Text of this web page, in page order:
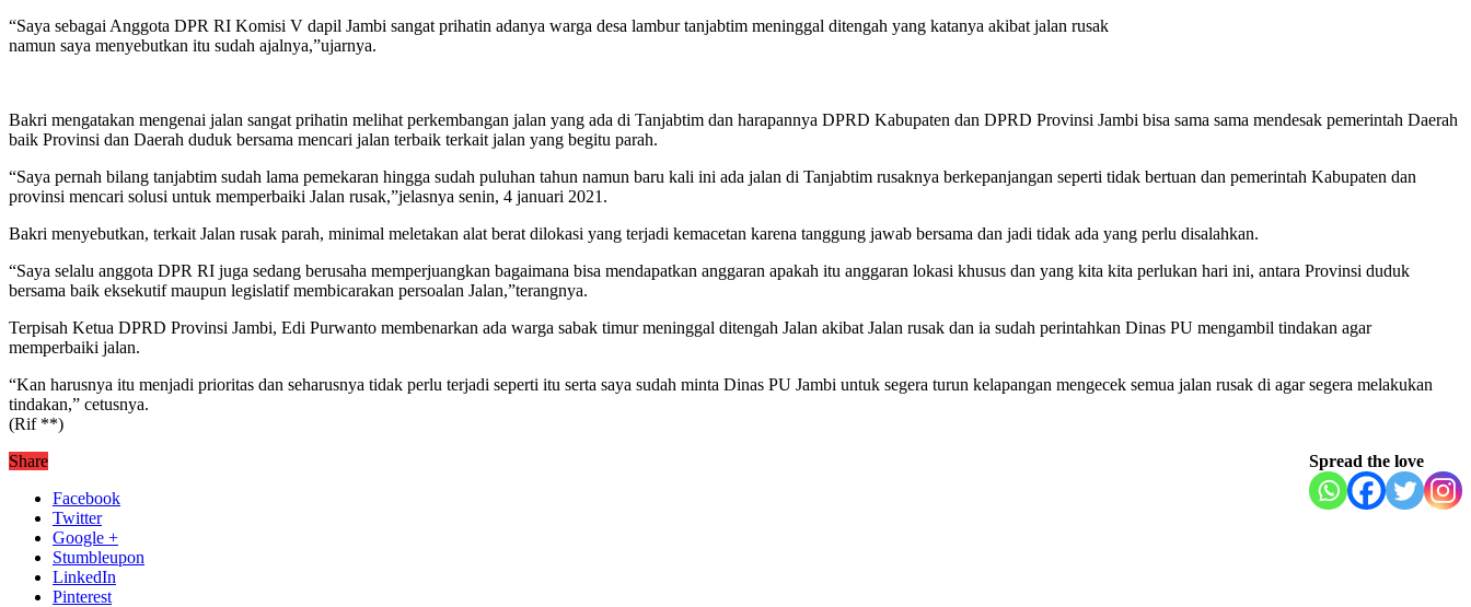
“Saya sebagai Anggota DPR RI Komisi V dapil Jambi sangat prihatin adanya warga desa lambur tanjabtim meninggal ditengah yang katanya akibat jalan rusak
namun saya menyebutkan itu sudah ajalnya,”ujarnya.
Bakri mengatakan mengenai jalan sangat prihatin melihat perkembangan jalan yang ada di Tanjabtim dan harapannya DPRD Kabupaten dan DPRD Provinsi Jambi bisa sama sama mendesak pemerintah Daerah
baik Provinsi dan Daerah duduk bersama mencari jalan terbaik terkait jalan yang begitu parah.
“Saya pernah bilang tanjabtim sudah lama pemekaran hingga sudah puluhan tahun namun baru kali ini ada jalan di Tanjabtim rusaknya berkepanjangan seperti tidak bertuan dan pemerintah Kabupaten dan
provinsi mencari solusi untuk memperbaiki Jalan rusak,”jelasnya senin, 4 januari 2021.
Bakri menyebutkan, terkait Jalan rusak parah, minimal meletakan alat berat dilokasi yang terjadi kemacetan karena tanggung jawab bersama dan jadi tidak ada yang perlu disalahkan.
“Saya selalu anggota DPR RI juga sedang berusaha memperjuangkan bagaimana bisa mendapatkan anggaran apakah itu anggaran lokasi khusus dan yang kita kita perlukan hari ini, antara Provinsi duduk
bersama baik eksekutif maupun legislatif membicarakan persoalan Jalan,”terangnya.
Terpisah Ketua DPRD Provinsi Jambi, Edi Purwanto membenarkan ada warga sabak timur meninggal ditengah Jalan akibat Jalan rusak dan ia sudah perintahkan Dinas PU mengambil tindakan agar
memperbaiki jalan.
“Kan harusnya itu menjadi prioritas dan seharusnya tidak perlu terjadi seperti itu serta saya sudah minta Dinas PU Jambi untuk segera turun kelapangan mengecek semua jalan rusak di agar segera melakukan
tindakan,” cetusnya.
(Rif **)
Spread the love
Share
Facebook
Twitter
Google +
Stumbleupon
LinkedIn
Pinterest